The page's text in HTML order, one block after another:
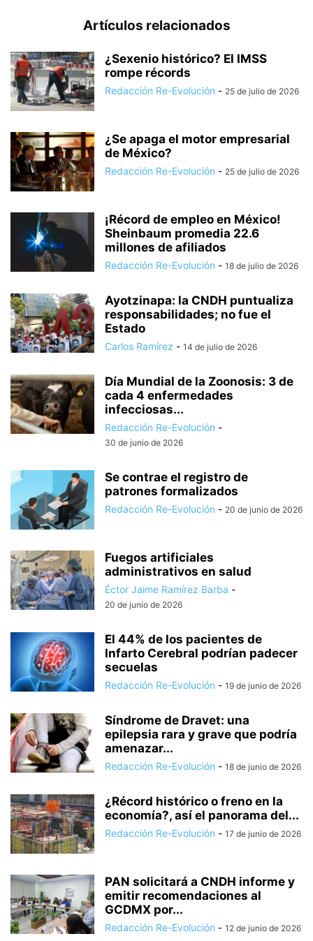
Artículos relacionados
¿Sexenio histórico? El IMSS
rompe récords
Redacción Re-Evolución - 25 de julio de 2026
¿Se apaga el motor empresarial
de México?
Redacción Re-Evolución - 25 de julio de 2026
¡Récord de empleo en México!
Sheinbaum promedia 22.6
millones de afiliados
Redacción Re-Evolución - 18 de julio de 2026
Ayotzinapa: la CNDH puntualiza
responsabilidades; no fue el
Estado
Carlos Ramírez - 14 de julio de 2026
Día Mundial de la Zoonosis: 3 de
cada 4 enfermedades
infecciosas...
Redacción Re-Evolución -
30 de junio de 2026
Se contrae el registro de
patrones formalizados
Redacción Re-Evolución - 20 de junio de 2026
Fuegos artificiales
administrativos en salud
Éctor Jaime Ramírez Barba -
20 de junio de 2026
El 44% de los pacientes de
Infarto Cerebral podrían padecer
secuelas
Redacción Re-Evolución - 19 de junio de 2026
Síndrome de Dravet: una
epilepsia rara y grave que podría
amenazar...
Redacción Re-Evolución - 18 de junio de 2026
¿Récord histórico o freno en la
economía?, así el panorama del...
Redacción Re-Evolución - 17 de junio de 2026
PAN solicitará a CNDH informe y
emitir recomendaciones al
GCDMX por...
Redacción Re-Evolución - 12 de junio de 2026